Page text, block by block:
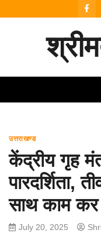
to
उत्तराखण्ड
केंद्रीय गृह
पारदर्शिता,
साथ काम कर
July 20, 2025